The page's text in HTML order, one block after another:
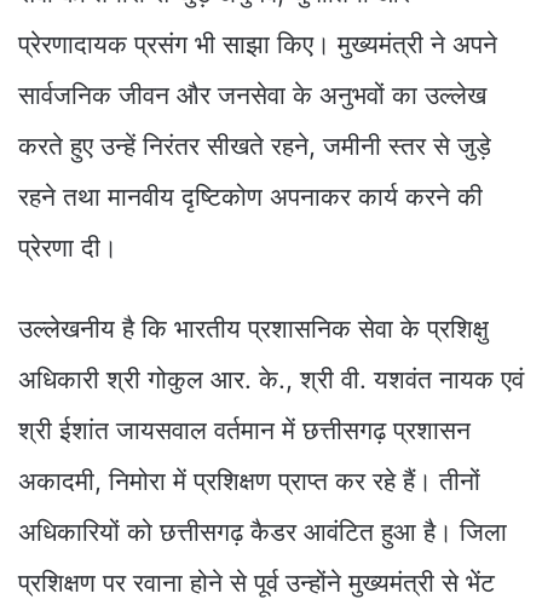
प्रेरणादायक प्रसंग भी साझा किए। मुख्यमंत्री ने अपने
सार्वजनिक जीवन और जनसेवा के अनुभवों का उल्लेख
करते हुए उन्हें निरंतर सीखते रहने, जमीनी स्तर से जुड़े
रहने तथा मानवीय दृष्टिकोण अपनाकर कार्य करने की
प्रेरणा दी।
उल्लेखनीय है कि भारतीय प्रशासनिक सेवा के प्रशिक्षु
अधिकारी श्री गोकुल आर. के., श्री वी. यशवंत नायक एवं
श्री ईशांत जायसवाल वर्तमान में छत्तीसगढ़ प्रशासन
अकादमी, निमोरा में प्रशिक्षण प्राप्त कर रहे हैं। तीनों
अधिकारियों को छत्तीसगढ़ कैडर आवंटित हुआ है। जिला
प्रशिक्षण पर रवाना होने से पूर्व उन्होंने मुख्यमंत्री से भेंट